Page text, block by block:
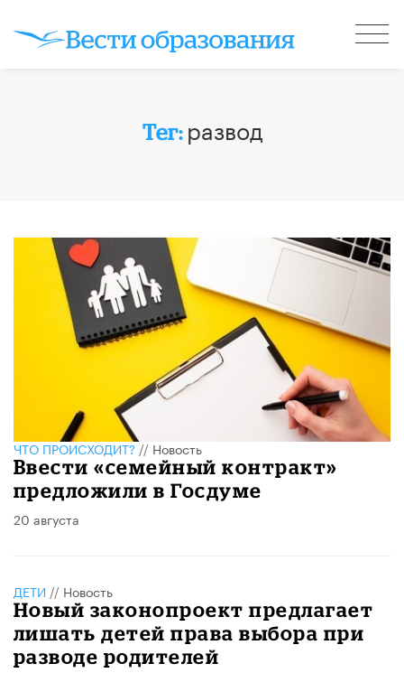
Тег: развод
ЧТО ПРОИСХОДИТ?// Новость
Ввести «семейный контракт»
предложили в Госдуме
20 августа
ДЕТИ // Новость
Новый законопроект предлагает
лишать детей права выбора при
разводе родителей